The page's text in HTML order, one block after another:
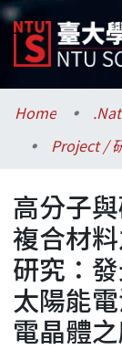
Research
Fundings &
Researchers
Statistics
Home
Project /
高分子
複合材
研究：
太陽能
電晶體